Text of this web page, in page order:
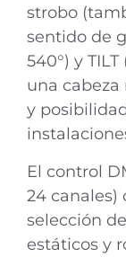
strobo
sentido de
540°) y
una
y
El control
24 canales)
selección
estáticos y